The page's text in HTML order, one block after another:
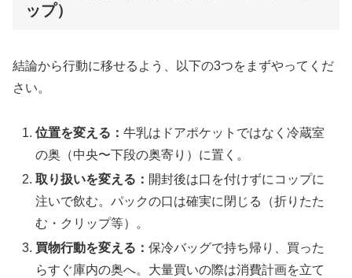
ップ）
結論から行動に移せるよう、以下の3つをまずやってくだ
さい。
位置を変える：牛乳はドアポケットではなく冷蔵室
の奥（中央〜下段の奥寄り）に置く。
取り扱いを変える： 開封後は口を付けずにコップに
注いで飲む。パックの口は確実に閉じる（折りたた
む・クリップ等）。
買物行動を変える：保冷バッグで持ち帰り、買った
らすぐ庫内の奥へ。大量買いの際は消費計画を立て